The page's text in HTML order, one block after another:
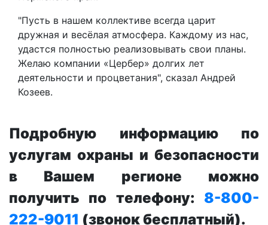
"Пусть в нашем коллективе всегда царит
дружная и весёлая атмосфера. Каждому из нас,
удастся полностью реализовывать свои планы.
Желаю компании «Цербер» долгих лет
деятельности и процветания", сказал Андрей
Козеев.
Подробную информацию по
услугам охраны и безопасности
в Вашем регионе можно
получить по телефону: 8-800-
222-9011 (звонок бесплатный).